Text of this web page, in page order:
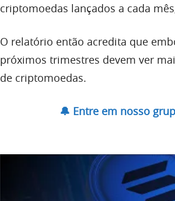
criptomoedas lançados a cada
O relatório então acredita que
próximos trimestres devem ver
de criptomoedas.
🔔 Entre em nosso